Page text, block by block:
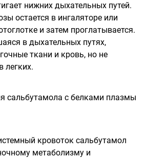
нижних дыхательных путей.
остается в ингаляторе или
и затем проглатывается.
в дыхательных путях,
ткани и кровь, но не
легких.
сальбутамола с белками плазмы
кровоток сальбутамол
метаболизму и